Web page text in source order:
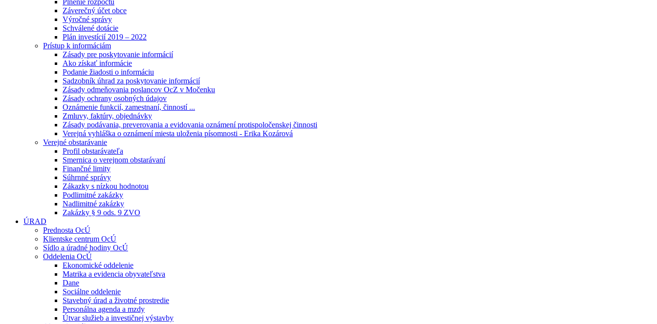
Plnenie rozpočtu
Záverečný účet obce
Výročné správy
Schválené dotácie
Plán investícií 2019 – 2022
Prístup k informáciám
Zásady pre poskytovanie informácií
Ako získať informácie
Podanie žiadosti o informáciu
Sadzobník úhrad za poskytovanie informácií
Zásady odmeňovania poslancov OcZ v Močenku
Zásady ochrany osobných údajov
Oznámenie funkcií, zamestnaní, činností ...
Zmluvy, faktúry, objednávky
Zásady podávania, preverovania a evidovania oznámení protispoločenskej činnosti
Verejná vyhláška o oznámení miesta uloženia písomnosti - Erika Kozárová
Verejné obstarávanie
Profil obstarávateľa
Smernica o verejnom obstarávaní
Finančné limity
Súhrnné správy
Zákazky s nízkou hodnotou
Podlimitné zakázky
Nadlimitné zakázky
Zakázky § 9 ods. 9 ZVO
ÚRAD
Prednosta OcÚ
Klientske centrum OcÚ
Sídlo a úradné hodiny OcÚ
Oddelenia OcÚ
Ekonomické oddelenie
Matrika a evidencia obyvateľstva
Dane
Sociálne oddelenie
Stavebný úrad a životné prostredie
Personálna agenda a mzdy
Útvar služieb a investičnej výstavby